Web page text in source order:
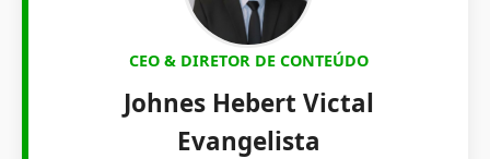
CEO & DIRETOR DE CONTEÚDO
Johnes Hebert Victal
Evangelista